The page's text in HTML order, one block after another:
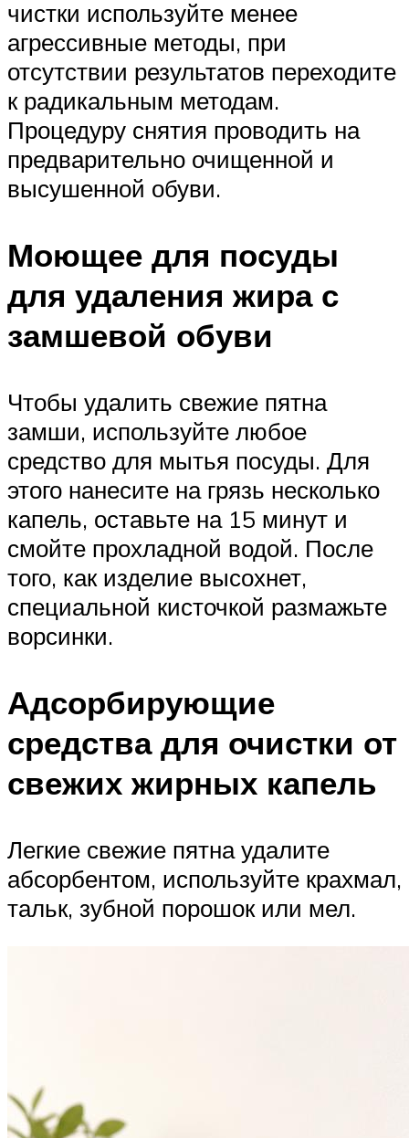
чистки используйте менее
агрессивные методы, при
отсутствии результатов переходите
к радикальным методам.
Процедуру снятия проводить на
предварительно очищенной и
высушенной обуви.
Моющее для посуды
для удаления жира с
замшевой обуви
Чтобы удалить свежие пятна
замши, используйте любое
средство для мытья посуды. Для
этого нанесите на грязь несколько
капель, оставьте на 15 минут и
смойте прохладной водой. После
того, как изделие высохнет,
специальной кисточкой размажьте
ворсинки.
Адсорбирующие
средства для очистки от
свежих жирных капель
Легкие свежие пятна удалите
абсорбентом, используйте крахмал,
тальк, зубной порошок или мел.